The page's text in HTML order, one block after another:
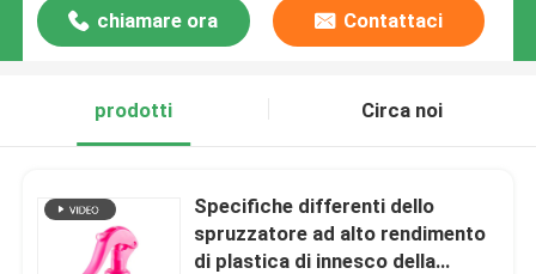
chiamare ora Contattaci
prodotti Circa noi
Specifiche differenti dello
spruzzatore ad alto rendimento
di plastica di innesco della